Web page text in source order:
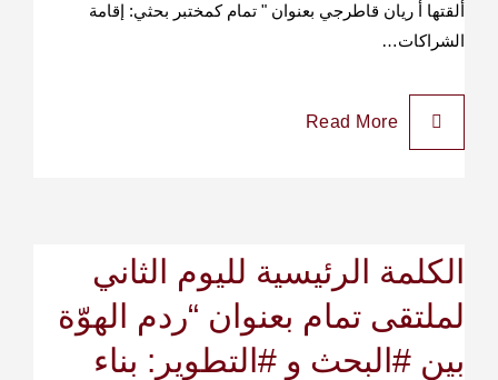
ألقتها أ ريان قاطرجي بعنوان " تمام كمختبر بحثي: إقامة
الشراكات…
Read More
الكلمة الرئيسية لليوم الثاني
لملتقى تمام بعنوان “ردم الهوّة
بين #البحث و #التطوير: بناء